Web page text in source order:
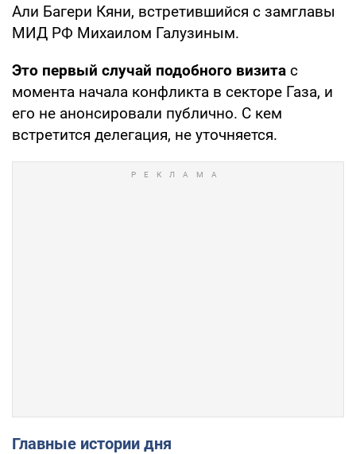
Али Багери Кяни, встретившийся с замглавы
МИД РФ Михаилом Галузиным.
Это первый случай подобного визита с
момента начала конфликта в секторе Газа, и
его не анонсировали публично. С кем
встретится делегация, не уточняется.
Главные истории дня